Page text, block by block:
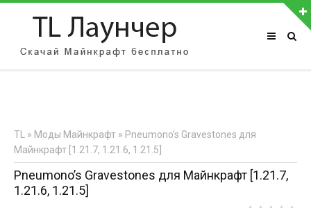
АВТОРИЗАЦИЯ НА САЙТЕ
Регистрация
TL » Моды Майнкрафт » Pneumono’s Gravestones для
Майнкрафт [1.21.7, 1.21.6, 1.21.5]
Pneumono’s Gravestones для Майнкрафт [1.21.7,
1.21.6, 1.21.5]